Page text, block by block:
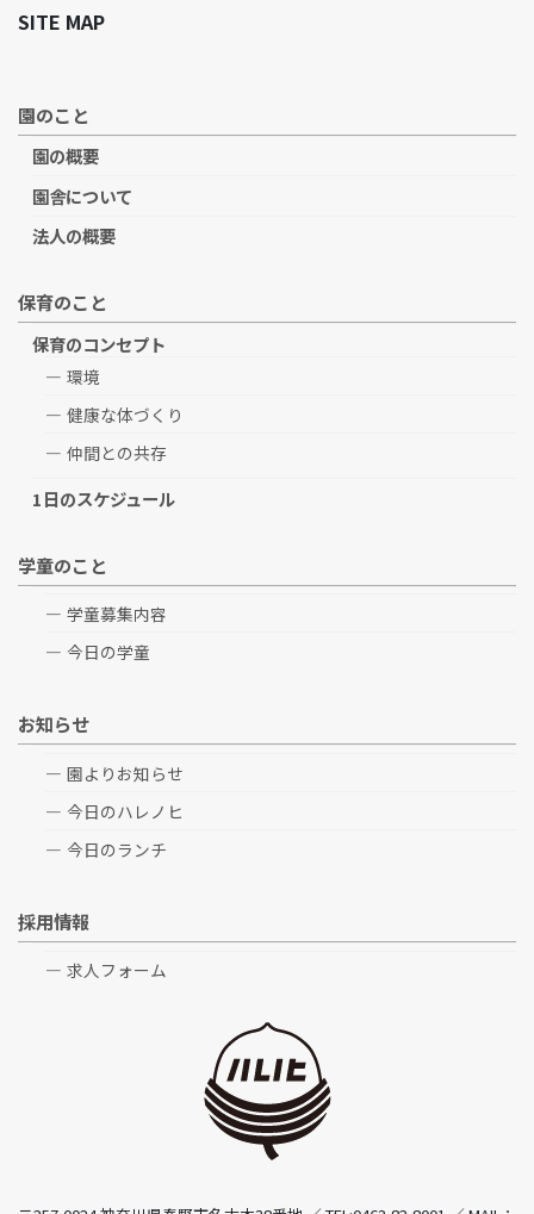
SITE MAP
園のこと
園の概要
園舎について
法人の概要
保育のこと
保育のコンセプト
環境
健康な体づくり
仲間との共存
1日のスケジュール
学童のこと
学童募集内容
今日の学童
お知らせ
園よりお知らせ
今日のハレノヒ
今日のランチ
採用情報
求人フォーム